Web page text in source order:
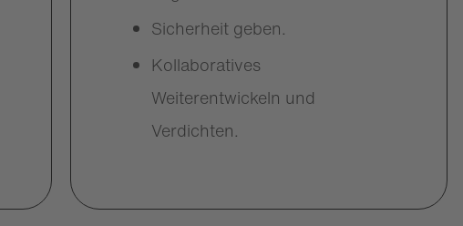
Sicherheit geben.
Kollaboratives
Weiterentwickeln und
Verdichten.